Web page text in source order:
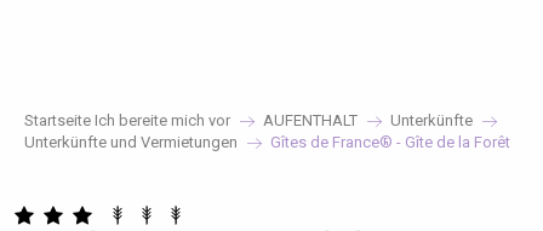
Startseite Ich bereite mich vor AUFENTHALT
Unterkünfte
Unterkünfte und Vermietungen
Gîtes de France® - Gîte de la Forêt